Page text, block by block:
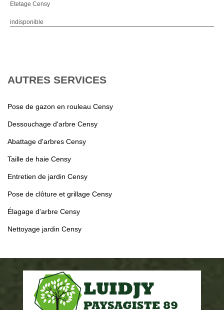
Etetage Censy
indisponible
AUTRES SERVICES
Pose de gazon en rouleau Censy
Dessouchage d'arbre Censy
Abattage d'arbres Censy
Taille de haie Censy
Entretien de jardin Censy
Pose de clôture et grillage Censy
Élagage d'arbre Censy
Nettoyage jardin Censy